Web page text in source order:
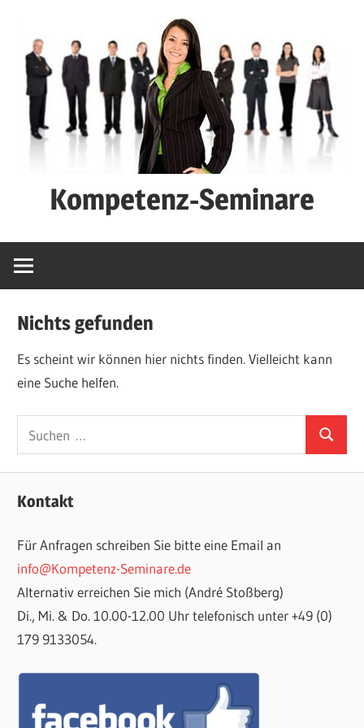
springen
Kompetenz-Seminare
Seminare
Nichts gefunden
Es scheint wir können hier nichts finden. Vielleicht kann
eine Suche helfen.
nach:
Suchen
Kontakt
Für Anfragen schreiben Sie bitte eine Email an
info@Kompetenz-Seminare.de
Alternativ erreichen Sie mich (André Stoßberg)
Di., Mi. & Do. 10.00-12.00 Uhr telefonisch unter +49 (0)
179 9133054.